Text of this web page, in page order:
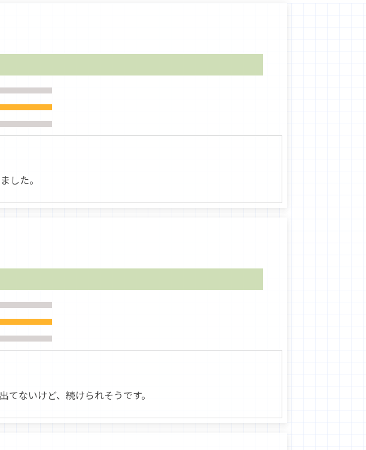
した。
ないけど、続けられそうです。